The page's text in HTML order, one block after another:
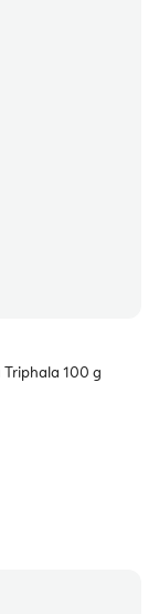
Triphala 100 g